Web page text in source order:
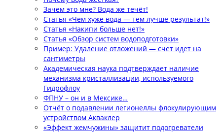
Зачем это мне? Вода же течёт!
Статья «Чем хуже вода — тем лучше результат!»
Статья «Накипи больше нет!»
Статья «Обзор систем водоподготовки»
Пример: Удаление отложений — счет идет на
сантиметры
Академическая наука подтверждает наличие
механизма кристаллизации, используемого
Гидрофлоу
ФПНУ – он и в Мексике…
Отчёт о подавлении легионеллы флокулирующим
устройством Акваклер
«Эффект жемчужины» защитит подогреватели